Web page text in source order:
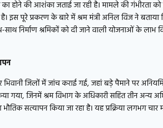
होने की आशंका जताई जा रही है। मामले की गंभीरता
इस पूरे प्रकरण के बारे में श्रम मंत्री अनिल विज ने
निर्माण श्रमिकों को दी जाने वाली योजनाओं के
जिलों में जांच कराई गई, जहां बड़े पैमाने पर
गया, जिनमें श्रम विभाग के अधिकारी सहित तीन अन्य
सत्यापन किया जा रहा है। यह प्रक्रिया लगभग